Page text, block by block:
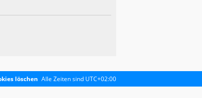
Alle Zeiten sind UTC+02:00
löschen